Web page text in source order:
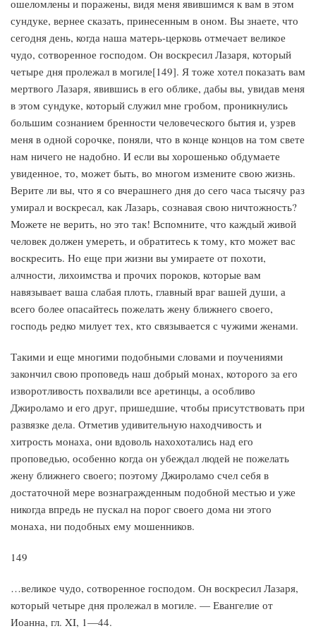
ошеломлены и поражены, видя меня явившимся к вам в этом
сундуке, вернее сказать, принесенным в оном. Вы знаете, что
сегодня день, когда наша матерь-церковь отмечает великое
чудо, сотворенное господом. Он воскресил Лазаря, который
четыре дня пролежал в могиле[149]. Я тоже хотел показать вам
мертвого Лазаря, явившись в его облике, дабы вы, увидав меня
в этом сундуке, который служил мне гробом, проникнулись
большим сознанием бренности человеческого бытия и, узрев
меня в одной сорочке, поняли, что в конце концов на том свете
нам ничего не надобно. И если вы хорошенько обдумаете
увиденное, то, может быть, во многом измените свою жизнь.
Верите ли вы, что я со вчерашнего дня до сего часа тысячу раз
умирал и воскресал, как Лазарь, сознавая свою ничтожность?
Можете не верить, но это так! Вспомните, что каждый живой
человек должен умереть, и обратитесь к тому, кто может вас
воскресить. Но еще при жизни вы умираете от похоти,
алчности, лихоимства и прочих пороков, которые вам
навязывает ваша слабая плоть, главный враг вашей души, а
всего более опасайтесь пожелать жену ближнего своего,
господь редко милует тех, кто связывается с чужими женами.
Такими и еще многими подобными словами и поучениями
закончил свою проповедь наш добрый монах, которого за его
изворотливость похвалили все аретинцы, а особливо
Джироламо и его друг, пришедшие, чтобы присутствовать при
развязке дела. Отметив удивительную находчивость и
хитрость монаха, они вдоволь нахохотались над его
проповедью, особенно когда он убеждал людей не пожелать
жену ближнего своего; поэтому Джироламо счел себя в
достаточной мере вознагражденным подобной местью и уже
никогда впредь не пускал на порог своего дома ни этого
монаха, ни подобных ему мошенников.
149
…великое чудо, сотворенное господом. Он воскресил Лазаря,
который четыре дня пролежал в могиле. — Евангелие от
Иоанна, гл. XI, 1—44.